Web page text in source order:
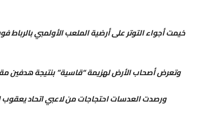
خيمت أجواء التوتر على أرضية الملعب الأولمبي
و​تعرض أصحاب الأرض لهزيمة “قاسية” بنتيجة هدفين مقابل
و​رصدت العدسات احتجاجات من لاعبي اتحاد يعقوب